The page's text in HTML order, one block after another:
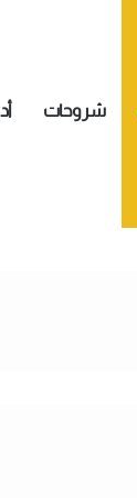
شروحات